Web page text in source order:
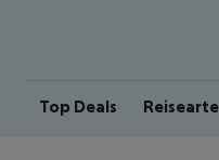
Top Deals